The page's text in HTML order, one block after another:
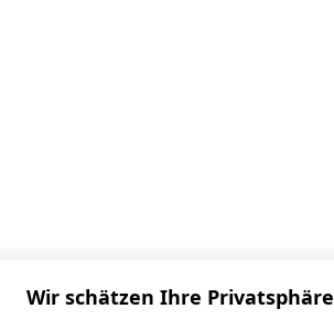
Wir schätzen Ihre Privatsphäre